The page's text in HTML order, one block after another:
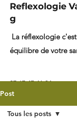
Reflexologie
g
La réflexologie
équilibre de votre
07.67.47.41.04
Post
Tous les posts